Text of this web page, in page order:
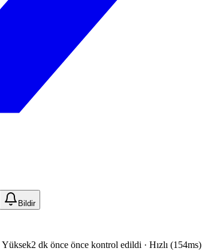
Bildir
Yüksek2 dk önce önce kontrol edildi · Hızlı (154ms)